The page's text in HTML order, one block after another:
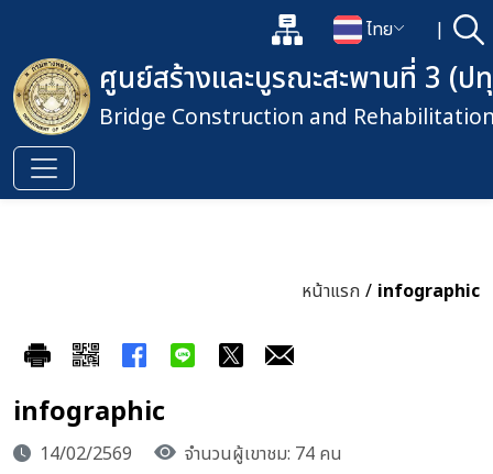
แผนผังเว็บไซต์
เปลี่ยนภาษา
ไทย | ค้
เปิดกล่องค้นหาข้อมูลหลักของเ
ศูนย์สร้างและบูรณะสะพานที่ 3 (ป
Bridge Construction and
หน้าแรก / infographic
infographic
14/02/2569 จำนวนผู้เขาชม: 74 คน